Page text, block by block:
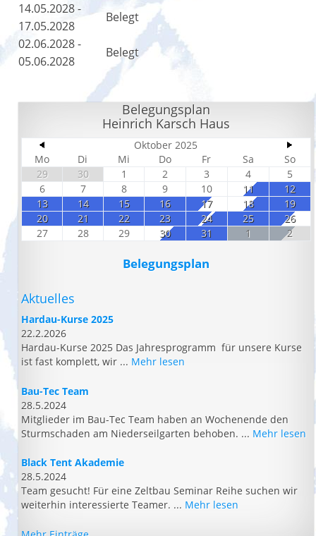
14.05.2028 -
17.05.2028
Belegt
02.06.2028 -
05.06.2028
Belegt
Belegungsplan
Heinrich Karsch Haus
Oktober 2025
Mo
Di Mi Do Fr Sa
So
29
30 1 2 3 4
5
6
7 8 9 10 11
12
13
14 15 16 17 18
19
20
21 22 23 24 25
26
27
28 29 30 31 1 2
Belegungsplan
Aktuelles
Hardau-Kurse 2025
22.2.2026
Hardau-Kurse 2025 Das Jahresprogramm für unsere Kurse
ist fast komplett, wir ... Mehr lesen
Bau-Tec Team
28.5.2024
Mitglieder im Bau-Tec Team haben an Wochenende den
Sturmschaden am Niederseilgarten behoben. ... Mehr lesen
Black Tent Akademie
28.5.2024
Team gesucht! Für eine Zeltbau Seminar Reihe suchen wir
weiterhin interessierte Teamer. ... Mehr lesen